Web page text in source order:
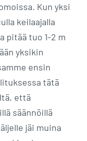
Kun yksi
keilaajalla
pitää tuo 1-2 m
yksikin
ensin
tätä
että
säännöillä
jäi muina